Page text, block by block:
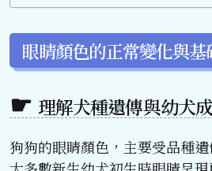
眼睛顏色的正常變化與基
理解犬種遺傳與幼犬
狗狗的眼睛顏色，主要受品種